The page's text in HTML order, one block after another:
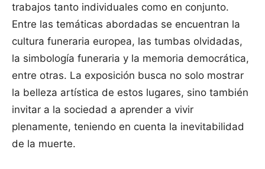
trabajos tanto individuales como en conjunto.
Entre las temáticas abordadas se encuentran la
cultura funeraria europea, las tumbas olvidadas,
la simbología funeraria y la memoria democrática,
entre otras. La exposición busca no solo mostrar
la belleza artística de estos lugares, sino también
invitar a la sociedad a aprender a vivir
plenamente, teniendo en cuenta la inevitabilidad
de la muerte.